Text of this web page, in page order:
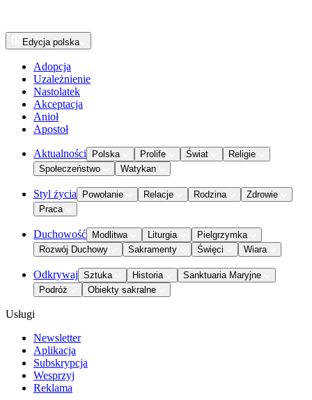
Edycja polska
Adopcja
Uzależnienie
Nastolatek
Akceptacja
Anioł
Apostoł
Aktualności Polska Prolife Świat
Religie
Społeczeństwo
Watykan
Styl życia Powołanie Relacje Rodzina
Zdrowie
Praca
Duchowość Modlitwa Liturgia
Pielgrzymka
Rozwój Duchowy
Sakramenty Święci Wiara
Odkrywaj Sztuka Historia
Sanktuaria Maryjne
Podróż
Obiekty sakralne
Usługi
Newsletter
Aplikacja
Subskrypcja
Wesprzyj
Reklama